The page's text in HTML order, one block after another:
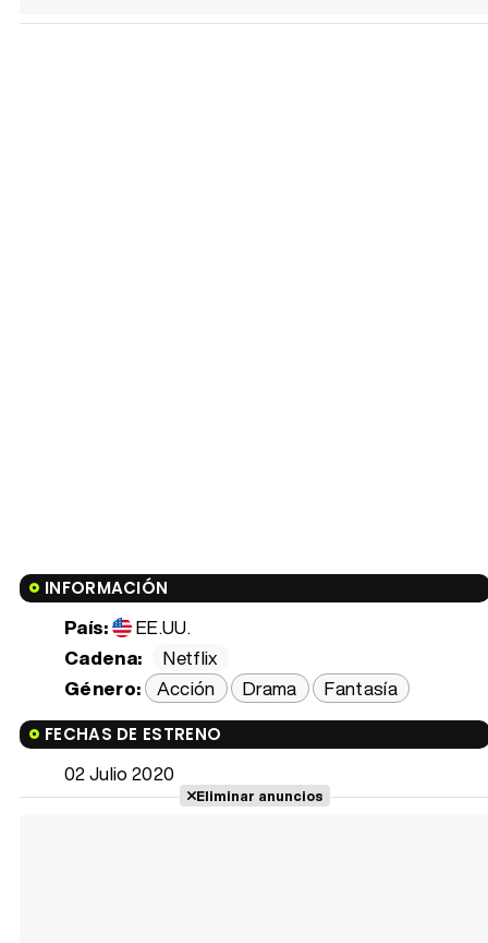
INFORMACIÓN
País:
EE.UU.
Cadena:
Netflix
Género: Acción Drama Fantasía
FECHAS DE ESTRENO
02 Julio 2020
Eliminar anuncios